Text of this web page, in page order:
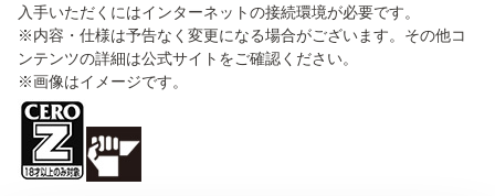
入手いただくにはインターネットの接続環境が必要です。
※内容・仕様は予告なく変更になる場合がございます。その他コ
ンテンツの詳細は公式サイトをご確認ください。
※画像はイメージです。